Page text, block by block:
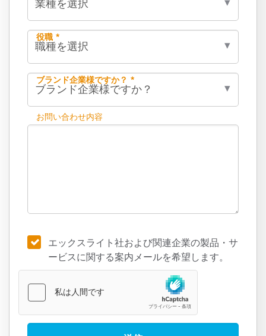
役職 *
ブランド企業様ですか？ *
お問い合わせ内容
エックスライト社および関連企業の製品・サ
ービスに関する案内メールを希望します。